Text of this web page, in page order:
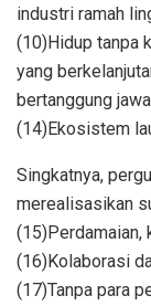
industri ramah
(10)Hidup tanpa
yang
bertanggung
(14)Ekosistem
Singkatnya,
merealisasikan
(15)Perdamaian,
(16)Kolaborasi
(17)Tanpa para